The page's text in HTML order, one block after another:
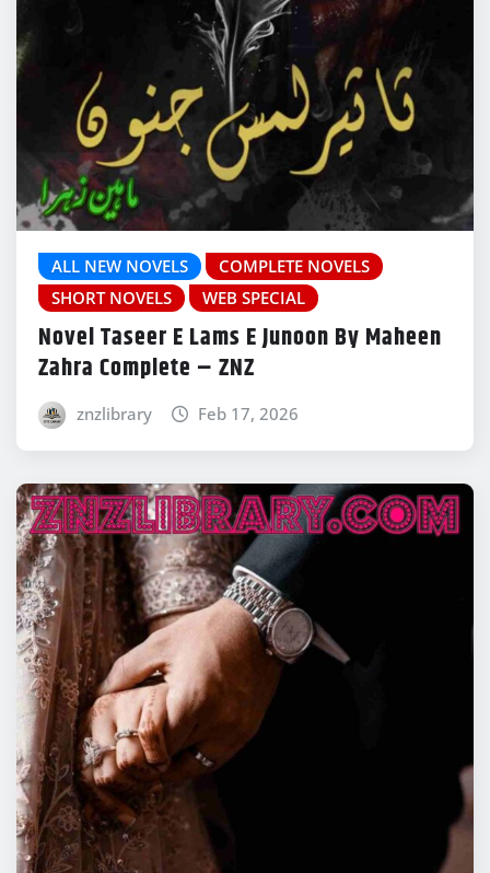
ALL NEW NOVELS
COMPLETE NOVELS
SHORT NOVELS
WEB SPECIAL
Novel Taseer E Lams E Junoon By Maheen
Zahra Complete – ZNZ
znzlibrary Feb 17, 2026